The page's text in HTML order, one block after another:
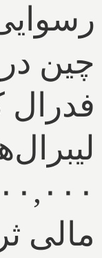
چین در
فدرال
مالی